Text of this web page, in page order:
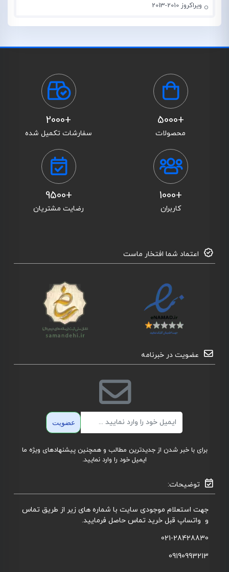
ویراکروز 2010-2013
+5000
محصولات
+2000
سفارشات تکمیل شده
+1000
کاربران
+9500
رضایت مشتریان
اعتماد شما افتخار ماست
عضویت در خبرنامه
عضویت
برای با خبر شدن از جدیدترین مطالب و همچنین پیشنهادهای ویژه ما
ایمیل خود را وارد نمایید.
توضیحات:
جهت استعلام موجودی سایت با شماره های زیر از طریق تماس
و واتساپ قبل خرید تماس حاصل فرمایید.
021-28428830
09190993213